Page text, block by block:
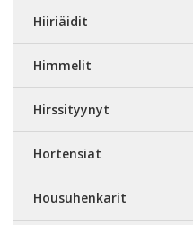
Hiiriäidit
Himmelit
Hirssityynyt
Hortensiat
Housuhenkarit